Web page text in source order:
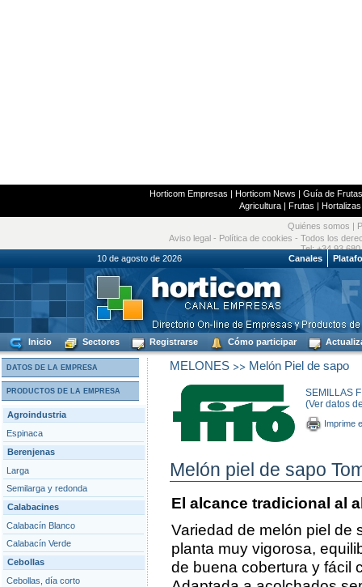
Horticom Empresas | Horticom News | Guía de
Agricultura| Frutas | Hortalizas
Quiénes somos
Aviso legal - Política de cookies - Todos los
Tel: +34 93
10 de agosto de 2026
Canales
Inicio Sectores Registrarse Cómo participar
DATOS DE LA EMPRESA
PRODUCTOS DE LA EMPRESA
Agroindustria
Espinaca
Berenjenas
Larga
Semilarga y redonda
Calabacines
Calabacín Blanco
Calabacín Verde
Cebollas
Cebollas, día corto
MELONES>> Melón Piel de sapo
SEMILLAS
(Ver datos
Imprime
Melón piel de sapo
El alcance tradicional al
Variedad de melón piel de
planta muy vigorosa,
de buena cobertura y fácil